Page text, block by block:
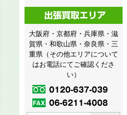
大阪府・京都府・兵庫県・滋
賀県・和歌山県・奈良県・三
重県（その他エリアについて
はお電話にてご確認くださ
い）